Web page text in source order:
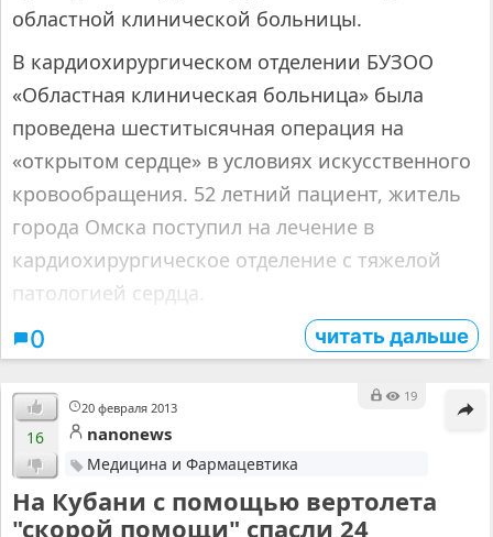
областной клинической больницы.
В кардиохирургическом отделении БУЗОО
«Областная клиническая больница» была
проведена шеститысячная операция на
«открытом сердце» в условиях искусственного
кровообращения. 52 летний пациент, житель
города Омска поступил на лечение в
кардиохирургическое отделение с тяжелой
патологией сердца.
0 читать дальше
20 февраля 2013
19
16 nanonews
Медицина и Фармацевтика
На Кубани с помощью вертолета
"скорой помощи" спасли 24